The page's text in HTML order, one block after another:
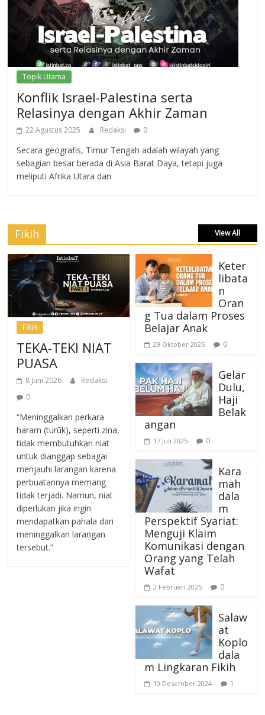
Topik Utama
Konflik Israel-Palestina serta
Relasinya dengan Akhir Zaman
22 Agustus 2025 Redaksi 0
Secara geografis, Timur Tengah adalah wilayah yang
sebagian besar berada di Asia Barat Daya, tetapi juga
meliputi Afrika Utara dan
Fikih View All
Fikih
TEKA-TEKI NIAT
PUASA
8 Juni 2026
Redaksi
0
“Meninggalkan perkara
haram (turūk), seperti zina,
tidak membutuhkan niat
untuk dianggap sebagai
menjauhi larangan karena
perbuatannya memang
tidak terjadi. Namun, niat
diperlukan jika ingin
mendapatkan pahala dari
meninggalkan larangan
tersebut.”
Keter
libata
n
Oran
g Tua dalam Proses
Belajar Anak
29 Oktober 2025 0
Gelar
Dulu,
Haji
Belak
angan
17 Juli 2025 0
Kara
mah
dala
m
Perspektif Syariat:
Menguji Klaim
Komunikasi dengan
Orang yang Telah
Wafat
2 Februari 2025 0
Salaw
at
Koplo
dala
m Lingkaran Fikih
10 Desember 2024 1